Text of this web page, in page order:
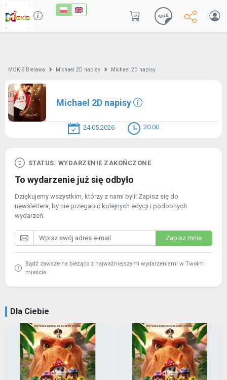
MOKiS Bielawa Michael 2D napisy Michael 2D napisy
Michael 2D napisy
24.05.2026 20:00
STATUS: WYDARZENIE ZAKOŃCZONE
To wydarzenie już się odbyło
Dziękujemy wszystkim, którzy z nami byli! Zapisz się do
newslettera, by nie przegapić kolejnych edycji i podobnych
wydarzeń.
Zapisz mnie
Bądź zawsze na bieżąco z najważniejszymi wydarzeniami w Twoim
mieście.
Dla Ciebie